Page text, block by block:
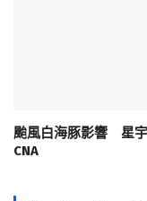
颱風白海豚影響 星
CNA